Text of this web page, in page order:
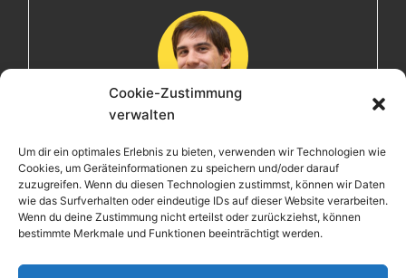
Cookie-Zustimmung
verwalten
Um dir ein optimales Erlebnis zu bieten, verwenden wir Technologien wie
Cookies, um Geräteinformationen zu speichern und/oder darauf
zuzugreifen. Wenn du diesen Technologien zustimmst, können wir Daten
wie das Surfverhalten oder eindeutige IDs auf dieser Website verarbeiten.
Wenn du deine Zustimmung nicht erteilst oder zurückziehst, können
bestimmte Merkmale und Funktionen beeinträchtigt werden.
Herzlich willkommen! Ich bin Max, ein Informatiker mit
über 15 Jahren Berufserfahrung. Hier teile ich meine
Leidenschaften, Erlebnisse und Perspektiven. Ich lade
dich ein, gemeinsam mit mir auf eine Entdeckungsreise